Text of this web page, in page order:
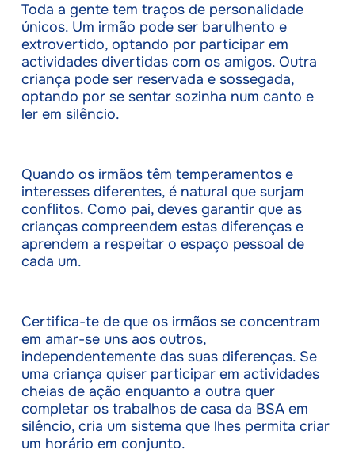
Toda a gente tem traços de personalidade
únicos. Um irmão pode ser barulhento e
extrovertido, optando por participar em
actividades divertidas com os amigos. Outra
criança pode ser reservada e sossegada,
optando por se sentar sozinha num canto e
ler em silêncio.
Quando os irmãos têm temperamentos e
interesses diferentes, é natural que surjam
conflitos. Como pai, deves garantir que as
crianças compreendem estas diferenças e
aprendem a respeitar o espaço pessoal de
cada um.
Certifica-te de que os irmãos se concentram
em amar-se uns aos outros,
independentemente das suas diferenças. Se
uma criança quiser participar em actividades
cheias de ação enquanto a outra quer
completar os trabalhos de casa da BSA em
silêncio, cria um sistema que lhes permita criar
um horário em conjunto.